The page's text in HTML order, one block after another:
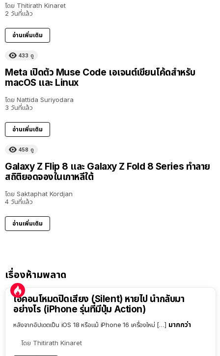
โดย Thitirath Kinaret
2 วันที่แล้ว
อ่านเพิ่มเติม
433 ดู
Meta เปิดตัว Muse Code เอเจนต์เขียนโค้ดสำหรับ
macOS และ Linux
โดย Nattida Suriyodara
3 วันที่แล้ว
อ่านเพิ่มเติม
458 ดู
Galaxy Z Flip 8 และ Galaxy Z Fold 8 Series ทำลาย
สถิติยอดจองในเกาหลีใต้
โดย Saktaphat Kordjan
4 วันที่แล้ว
อ่านเพิ่มเติม
เรื่องห้ามพลาด
ไอคอนโหมดปิดเสียง (Silent) หายไป นำกลับมา
อย่างไร (iPhone รุ่นที่มีปุ่ม Action)
หลังจากอัปเดตเป็น iOS 18 หรือแม้ iPhone 16 เครื่องใหม่ […] มากกว่า
โดย Thitirath Kinaret